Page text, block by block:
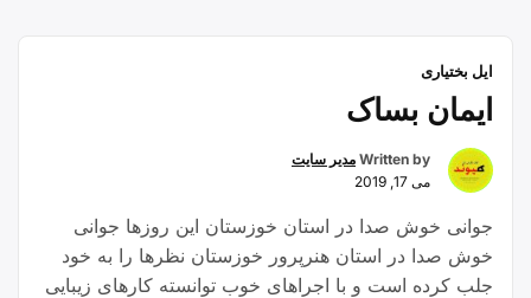
ایل بختیاری
ایمان بساک
Written by مدیر سایت
می 17, 2019
جوانی خوش صدا در استان خوزستان این روزها جوانی
خوش صدا در استان هنرپرور خوزستان نظرها را به خود
جلب کرده است و با اجراهای خوب توانسته کارهای زیبایی